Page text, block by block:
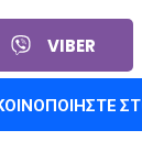
VIBER